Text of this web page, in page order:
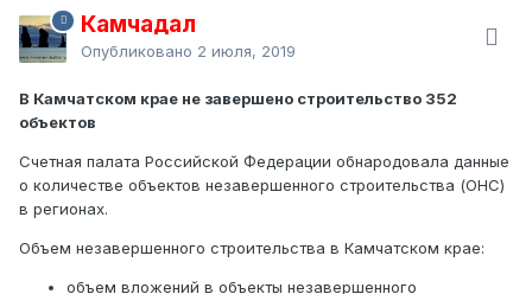
Камчадал
Опубликовано 2 июля, 2019
В Камчатском крае не завершено строительство 352
объектов
Счетная палата Российской Федерации обнародовала данные
о количестве объектов незавершенного строительства (ОНС)
в регионах.
Объем незавершенного строительства в Камчатском крае:
объем вложений в объекты незавершенного